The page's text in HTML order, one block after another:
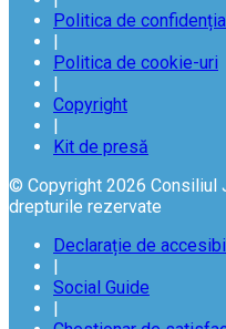
Politica de
|
Politica de cookie-uri
|
Copyright
|
Kit de presă
© Copyright 2026 Consiliul
drepturile rezervate
Declarație de
|
Social Guide
|